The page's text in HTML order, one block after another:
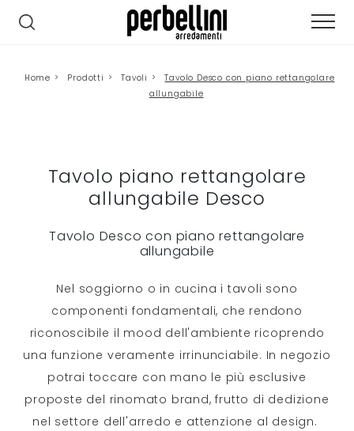
Home > Prodotti > Tavoli >
Tavolo Desco con piano rettangolare
allungabile
Tavolo piano rettangolare
allungabile Desco
Tavolo Desco con piano rettangolare
allungabile
Nel soggiorno o in cucina i tavoli sono
componenti fondamentali, che rendono
riconoscibile il mood dell'ambiente ricoprendo
una funzione veramente irrinunciabile. In negozio
potrai toccare con mano le più esclusive
proposte del rinomato brand, frutto di dedizione
nel settore dell'arredo e attenzione al design.